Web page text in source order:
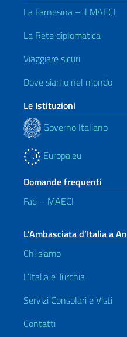
La Farnesina – il MAECI
La Rete diplomatica
Viaggiare sicuri
Dove siamo nel mondo
Le Istituzioni
Governo Italiano
Europa.eu
Domande frequenti
Faq – MAECI
L’Ambasciata d’Italia a
Chi siamo
L’Italia e Turchia
Servizi Consolari e Visti
Contatti